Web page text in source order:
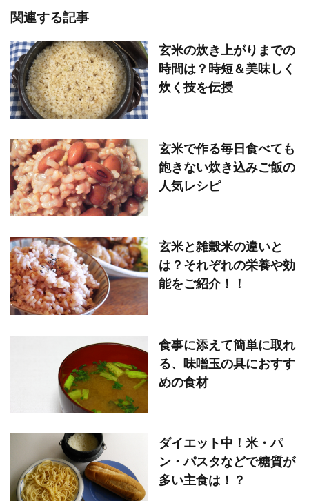
関連する記事
玄米の炊き上がりまでの
時間は？時短＆美味しく
炊く技を伝授
玄米で作る毎日食べても
飽きない炊き込みご飯の
人気レシピ
玄米と雑穀米の違いと
は？それぞれの栄養や効
能をご紹介！！
食事に添えて簡単に取れ
る、味噌玉の具におすす
めの食材
ダイエット中！米・パ
ン・パスタなどで糖質が
多い主食は！？